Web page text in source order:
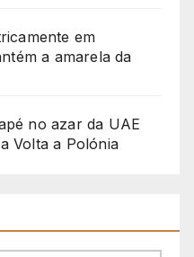
em
a amarela da
no azar da UAE
Volta a Polónia